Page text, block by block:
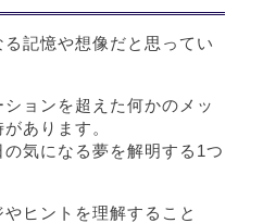
記憶や想像だと思ってい
ョンを超えた何かのメッ
あります。
気になる夢を解明する1つ
ヒントを理解すること